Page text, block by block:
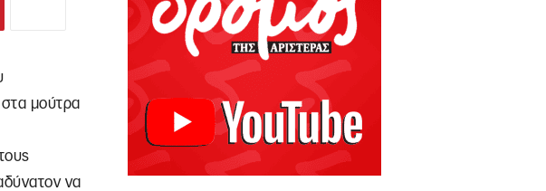
μούτρα
να